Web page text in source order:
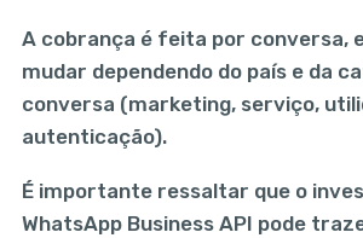
A cobrança é feita por conversa,
mudar dependendo do país e da
conversa (marketing, serviço,
autenticação).
É importante ressaltar que o
WhatsApp Business API pode